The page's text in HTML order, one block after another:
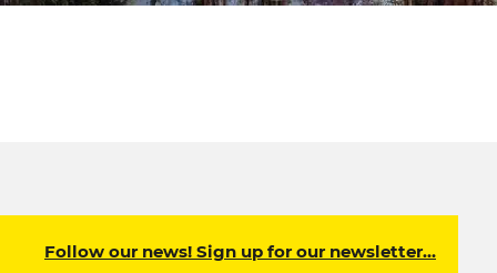
Follow our news! Sign up for our newsletter…